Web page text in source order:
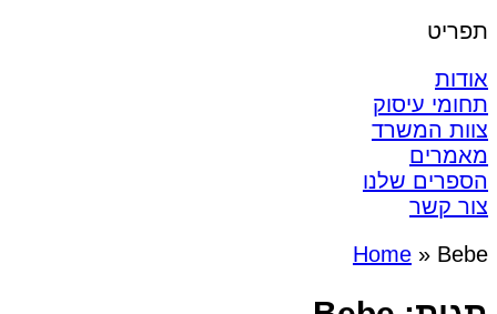
תפריט
אודות
תחומי עיסוק
צוות המשרד
מאמרים
הספרים שלנו
צור קשר
Home » Bebe